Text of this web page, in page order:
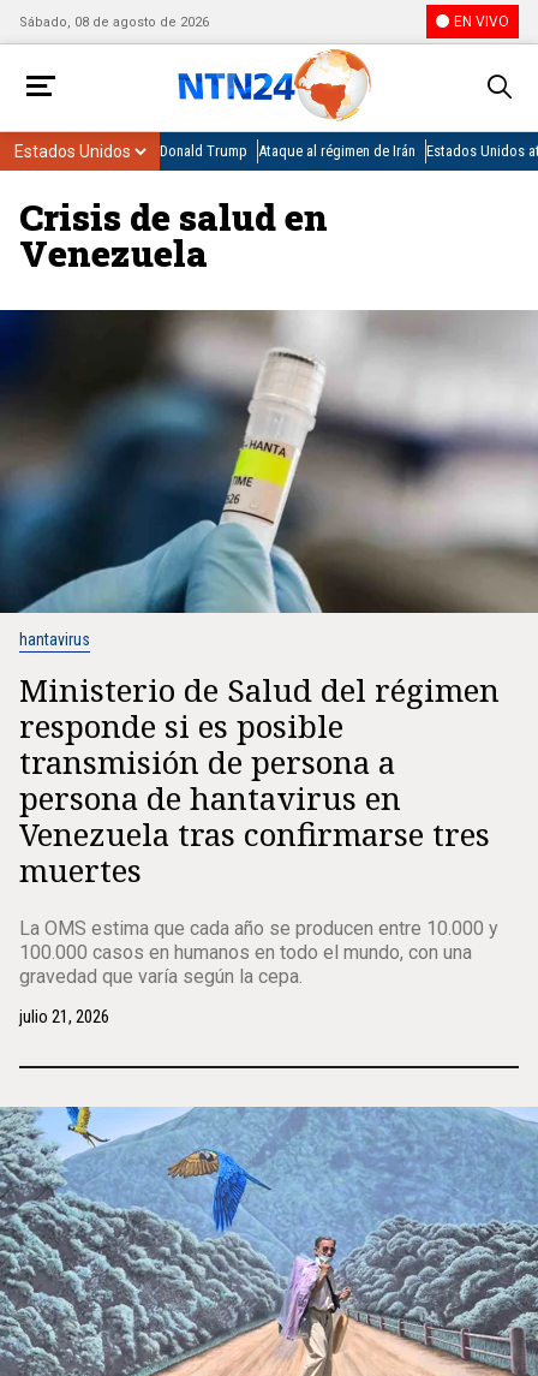
Sábado, 08 de agosto de 2026 EN VIVO
Donald Trump Ataque al régimen de Irán Estados Unidos
Crisis de salud en
Venezuela
hantavirus
Ministerio de Salud del régimen
responde si es posible
transmisión de persona a
persona de hantavirus en
Venezuela tras confirmarse tres
muertes
La OMS estima que cada año se producen entre 10.000 y
100.000 casos en humanos en todo el mundo, con una
gravedad que varía según la cepa.
julio 21, 2026